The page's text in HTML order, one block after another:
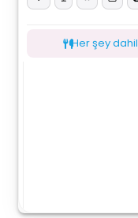
Her şey dahil